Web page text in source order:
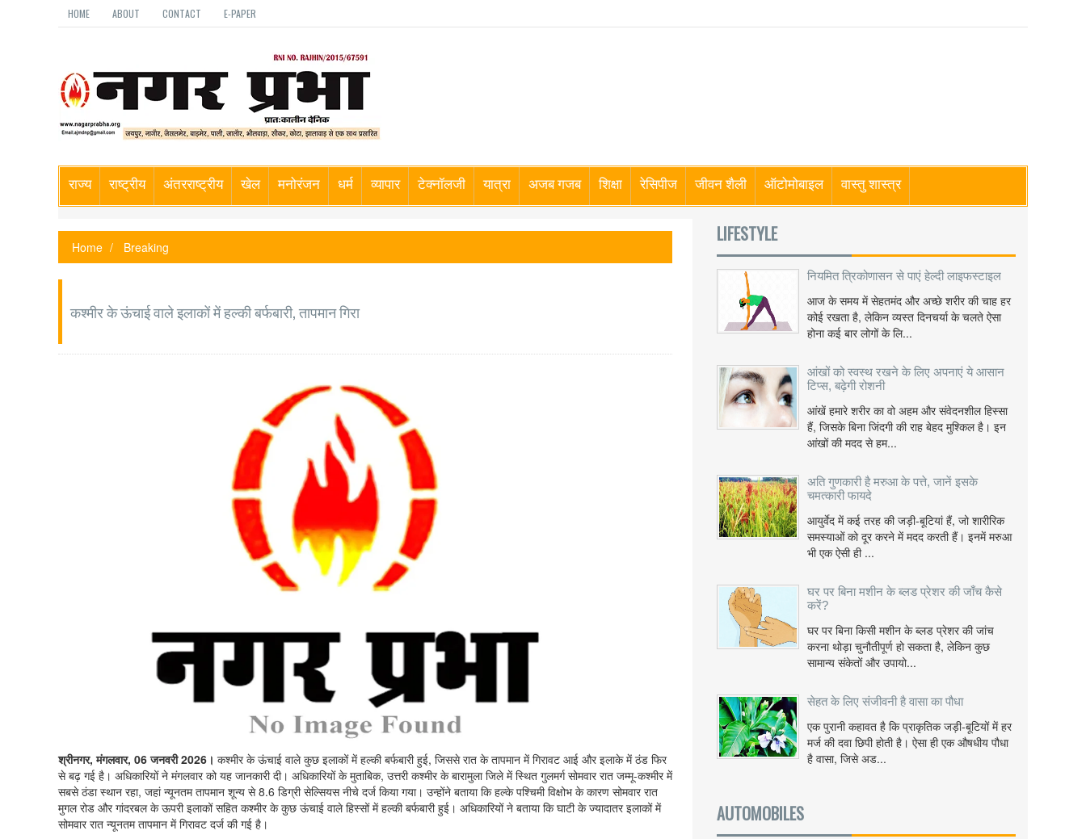
HOME ABOUT CONTACT E-PAPER
राज्य राष्ट्रीय अंतरराष्ट्रीय खेल मनोरंजन धर्म व्यापार टेक्नॉलजी यात्रा अजब गजब शिक्षा रेसिपीज जीवन शैली ऑटोमोबाइल वास्तु शास्त्र
Home Breaking
कश्मीर के ऊंचाई वाले इलाकों में हल्की बर्फबारी, तापमान गिरा
श्रीनगर, मंगलवार, 06 जनवरी 2026। कश्मीर के ऊंचाई वाले कुछ इलाकों में हल्की बर्फबारी हुई, जिससे रात के तापमान में गिरावट आई और इलाके में ठंड फिर
से बढ़ गई है। अधिकारियों ने मंगलवार को यह जानकारी दी। अधिकारियों के मुताबिक, उत्तरी कश्मीर के बारामुला जिले में स्थित गुलमर्ग सोमवार रात जम्मू-कश्मीर में
सबसे ठंडा स्थान रहा, जहां न्यूनतम तापमान शून्य से 8.6 डिग्री सेल्सियस नीचे दर्ज किया गया। उन्होंने बताया कि हल्के पश्चिमी विक्षोभ के कारण सोमवार रात
मुगल रोड और गांदरबल के ऊपरी इलाकों सहित कश्मीर के कुछ ऊंचाई वाले हिस्सों में हल्की बर्फबारी हुई। अधिकारियों ने बताया कि घाटी के ज्यादातर इलाकों में
सोमवार रात न्यूनतम तापमान में गिरावट दर्ज की गई है।
LIFESTYLE
नियमित त्रिकोणासन से पाएं हेल्दी लाइफस्टाइल
आज के समय में सेहतमंद और अच्छे शरीर की चाह हर
कोई रखता है, लेकिन व्यस्त दिनचर्या के चलते ऐसा
होना कई बार लोगों के लि...
आंखों को स्वस्थ रखने के लिए अपनाएं ये आसान
टिप्स, बढ़ेगी रोशनी
आंखें हमारे शरीर का वो अहम और संवेदनशील हिस्सा
हैं, जिसके बिना जिंदगी की राह बेहद मुश्किल है। इन
आंखों की मदद से हम...
अति गुणकारी है मरुआ के पत्ते, जानें इसके
चमत्कारी फायदे
आयुर्वेद में कई तरह की जड़ी-बूटियां हैं, जो शारीरिक
समस्याओं को दूर करने में मदद करती हैं। इनमें मरुआ
भी एक ऐसी ही ...
घर पर बिना मशीन के ब्लड प्रेशर की जाँच कैसे
करें?
घर पर बिना किसी मशीन के ब्लड प्रेशर की जांच
करना थोड़ा चुनौतीपूर्ण हो सकता है, लेकिन कुछ
सामान्य संकेतों और उपायो...
सेहत के लिए संजीवनी है वासा का पौधा
एक पुरानी कहावत है कि प्राकृतिक जड़ी-बूटियों में हर
मर्ज की दवा छिपी होती है। ऐसा ही एक औषधीय पौधा
है वासा, जिसे अड...
AUTOMOBILES